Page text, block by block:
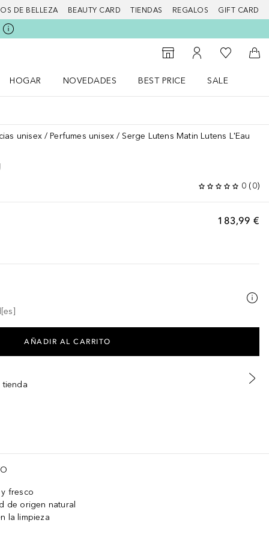
DE BELLEZA BEAUTY CARD TIENDAS REGALOS GIFT CARD
Al Storefinder
Mi cuenta
Mi lista de
A
HOGAR
NOVEDADES
BEST PRICE
SALE
unisex Perfumes unisex Serge Lutens Matin Lutens L'Eau
0 (0)
183,99 €
AÑADIR AL CARRITO
tienda
fresco
de origen natural
la limpieza